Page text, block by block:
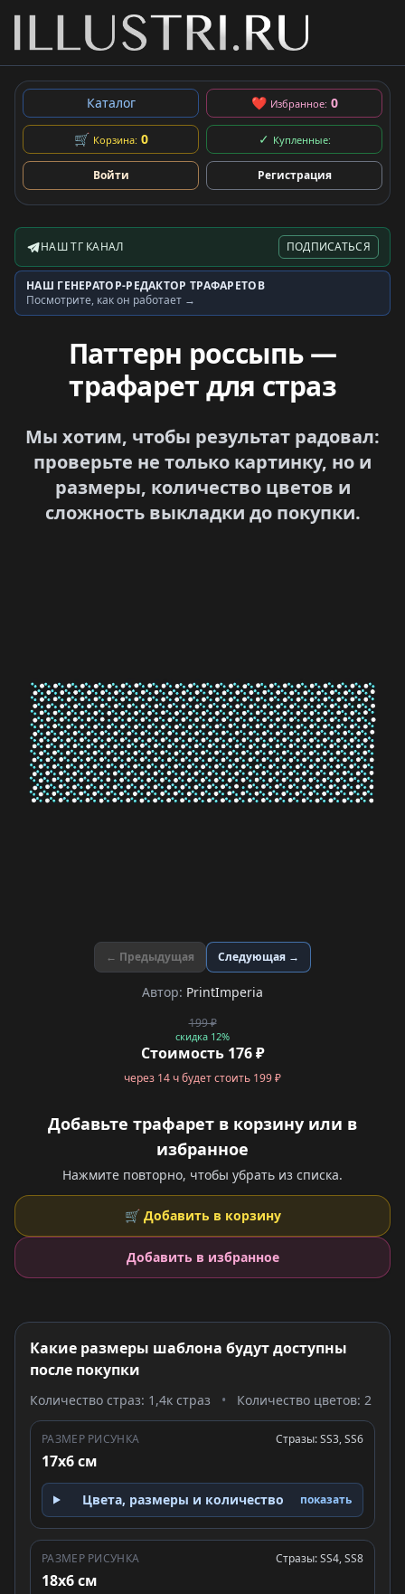
Каталог ❤ Избранное: 0
🛒 Корзина: 0 ✓ Купленные:
Войти Регистрация
Telegram-канал
НАШ ТГ КАНАЛ ПОДПИСАТЬСЯ
Генератор трафаретов
НАШ ГЕНЕРАТОР-РЕДАКТОР ТРАФАРЕТОВ
Посмотрите, как он работает →
Паттерн россыпь —
трафарет для страз
Мы хотим, чтобы результат радовал:
проверьте не только картинку, но и
размеры, количество цветов и
сложность выкладки до покупки.
← Предыдущая Следующая →
Автор: PrintImperia
199 ₽
скидка 12%
Стоимость 176 ₽
через 14 ч будет стоить 199 ₽
Добавьте трафарет в корзину или в
избранное
Нажмите повторно, чтобы убрать из списка.
🛒 Добавить в корзину
Добавить в избранное
Какие размеры шаблона будут доступны
после покупки
Количество страз: 1,4к страз • Количество цветов: 2
РАЗМЕР РИСУНКА
17x6 см
Стразы: SS3, SS6
Цвета, размеры и количество показать
РАЗМЕР РИСУНКА
18x6 см
Стразы: SS4, SS8